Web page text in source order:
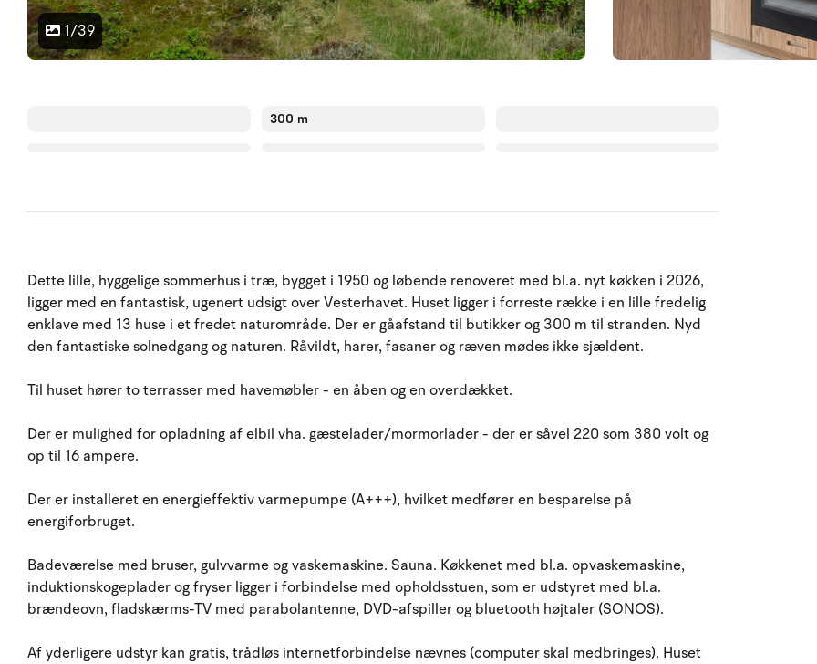
1/39
300 m
Dette lille, hyggelige sommerhus i træ, bygget i 1950 og løbende renoveret med bl.a. nyt køkken i 2026,
ligger med en fantastisk, ugenert udsigt over Vesterhavet. Huset ligger i forreste række i en lille fredelig
enklave med 13 huse i et fredet naturområde. Der er gåafstand til butikker og 300 m til stranden. Nyd
den fantastiske solnedgang og naturen. Råvildt, harer, fasaner og ræven mødes ikke sjældent.
Til huset hører to terrasser med havemøbler - en åben og en overdækket.
Der er mulighed for opladning af elbil vha. gæstelader/mormorlader - der er såvel 220 som 380 volt og
op til 16 ampere.
Der er installeret en energieffektiv varmepumpe (A+++), hvilket medfører en besparelse på
energiforbruget.
Badeværelse med bruser, gulvvarme og vaskemaskine. Sauna. Køkkenet med bl.a. opvaskemaskine,
induktionskogeplader og fryser ligger i forbindelse med opholdsstuen, som er udstyret med bl.a.
brændeovn, fladskærms-TV med parabolantenne, DVD-afspiller og bluetooth højtaler (SONOS).
Af yderligere udstyr kan gratis, trådløs internetforbindelse nævnes (computer skal medbringes). Huset
August 2026
ma ti on to
31
33
36
27 28
10 11 12 13
31 1 2 3